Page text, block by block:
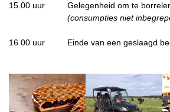
15.00 uur
Gelegenheid om te
(consumpties niet
16.00 uur Einde van een geslaagd